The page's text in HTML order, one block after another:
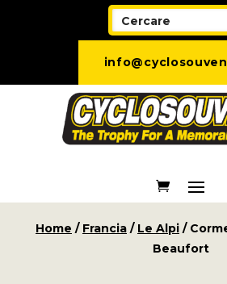
Home / Francia/ Le Alpi/
Beaufort